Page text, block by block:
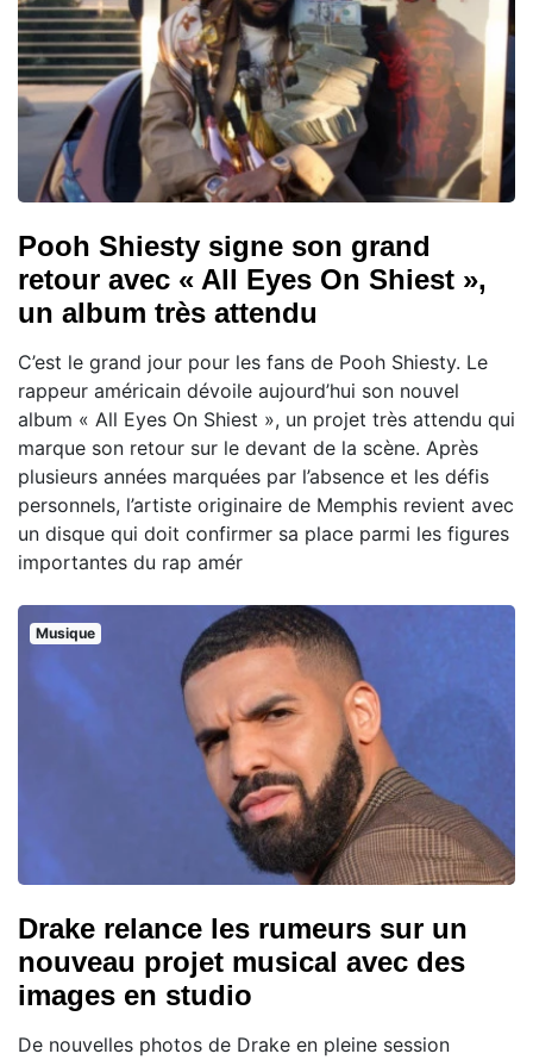
Pooh Shiesty signe son grand
retour avec « All Eyes On Shiest »,
un album très attendu
C’est le grand jour pour les fans de Pooh Shiesty. Le
rappeur américain dévoile aujourd’hui son nouvel
album « All Eyes On Shiest », un projet très attendu qui
marque son retour sur le devant de la scène. Après
plusieurs années marquées par l’absence et les défis
personnels, l’artiste originaire de Memphis revient avec
un disque qui doit confirmer sa place parmi les figures
importantes du rap amér
Musique
Drake relance les rumeurs sur un
nouveau projet musical avec des
images en studio
De nouvelles photos de Drake en pleine session